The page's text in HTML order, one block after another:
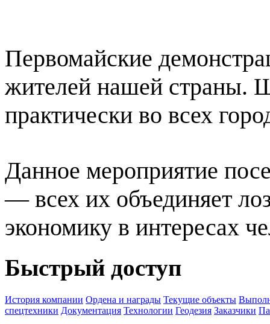
Первомайские
жителей нашей страны.
практически во всех
Данное мероприятие
— всех их объединяет
экономику в интересах
Быстрый доступ
История компании Ордена и награды Текущие объекты
спецтехники Документация Технологии Геодезия Заказчики